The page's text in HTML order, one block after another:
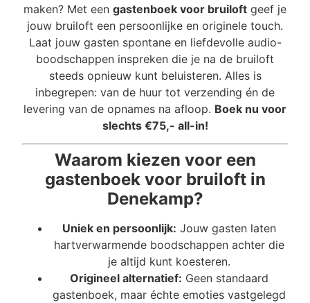
maken? Met een gastenboek voor bruiloft geef je
jouw bruiloft een persoonlijke en originele touch.
Laat jouw gasten spontane en liefdevolle audio-
boodschappen inspreken die je na de bruiloft
steeds opnieuw kunt beluisteren. Alles is
inbegrepen: van de huur tot verzending én de
levering van de opnames na afloop. Boek nu voor
slechts €75,- all-in!
Waarom kiezen voor een
gastenboek voor bruiloft in
Denekamp?
Uniek en persoonlijk: Jouw gasten laten
hartverwarmende boodschappen achter die
je altijd kunt koesteren.
Origineel alternatief: Geen standaard
gastenboek, maar échte emoties vastgelegd